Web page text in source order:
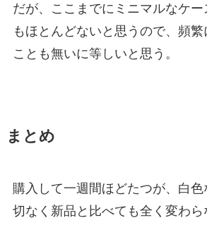
だが、ここまでにミニマルなケー
もほとんどないと思うので、頻
ことも無いに等しいと思う。
まとめ
購入して一週間ほどたつが、白
切なく新品と比べても全く変わら